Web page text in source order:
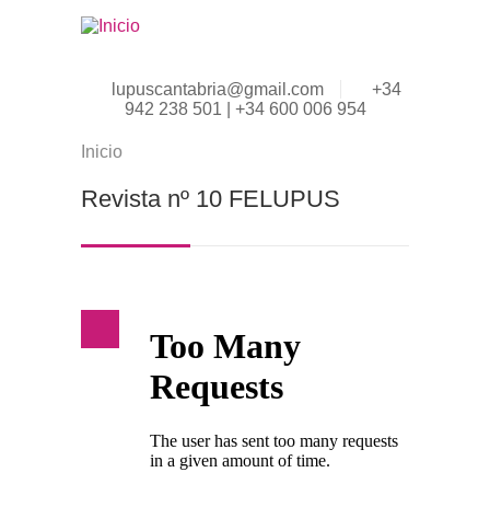
lupuscantabria@gmail.com
+34
942 238 501 | +34 600 006 954
Se encuentra usted aquí
Inicio
Revista nº 10 FELUPUS